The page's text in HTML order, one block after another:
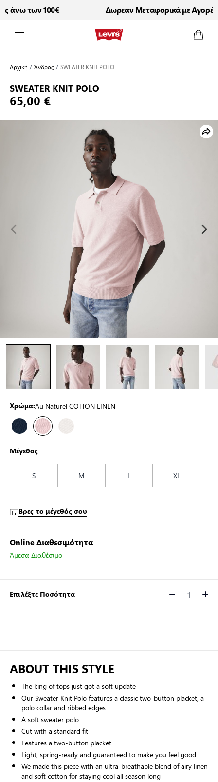
άνω των 100€ Δωρεάν Μεταφορικά με Αγορές
Αρχική /Άνδρας /SWEATER KNIT POLO
SWEATER KNIT POLO
65,00 €
Χρώμα:Au Naturel COTTON LINEN
Μέγεθος
S M L XL
Βρες το μέγεθός σου
Online Διαθεσιμότητα
Άμεσα Διαθέσιμο
Επιλέξτε Ποσότητα Ποσότητα
ABOUT THIS STYLE
The king of tops just got a soft update
Our Sweater Knit Polo features a classic two-button placket, a
polo collar and ribbed edges
A soft sweater polo
Cut with a standard fit
Features a two-button placket
Light, spring-ready and guaranteed to make you feel good
We made this piece with an ultra-breathable blend of airy linen
and soft cotton for staying cool all season long